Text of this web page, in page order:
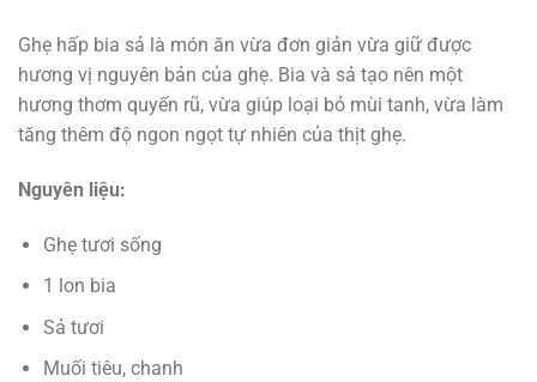
Ghẹ hấp bia sả là món ăn vừa đơn giản vừa giữ được
hương vị nguyên bản của ghẹ. Bia và sả tạo nên một
hương thơm quyến rũ, vừa giúp loại bỏ mùi tanh, vừa làm
tăng thêm độ ngon ngọt tự nhiên của thịt ghẹ.
Nguyên liệu:
Ghẹ tươi sống
1 lon bia
Sả tươi
Muối tiêu, chanh